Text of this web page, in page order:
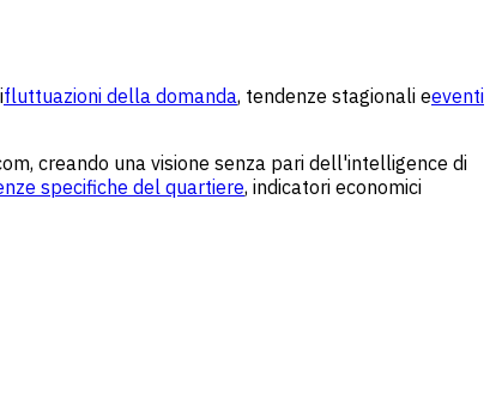
fluttuazioni della domanda, tendenze stagionali eeventi
creando una visione senza pari dell'intelligence di
specifiche del quartiere, indicatori economici